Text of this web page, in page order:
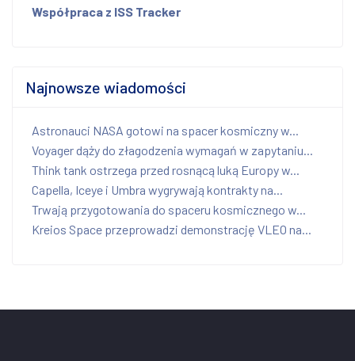
Współpraca z ISS Tracker
Najnowsze wiadomości
Astronauci NASA gotowi na spacer kosmiczny w...
Voyager dąży do złagodzenia wymagań w zapytaniu...
Think tank ostrzega przed rosnącą luką Europy w...
Capella, Iceye i Umbra wygrywają kontrakty na...
Trwają przygotowania do spaceru kosmicznego w...
Kreios Space przeprowadzi demonstrację VLEO na...